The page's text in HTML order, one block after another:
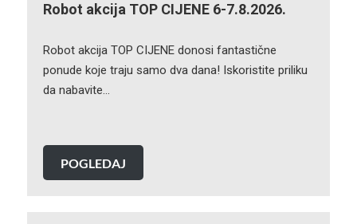
Robot akcija TOP CIJENE 6-7.8.2026.
Robot akcija TOP CIJENE donosi fantastične
ponude koje traju samo dva dana! Iskoristite priliku
da nabavite…
POGLEDAJ